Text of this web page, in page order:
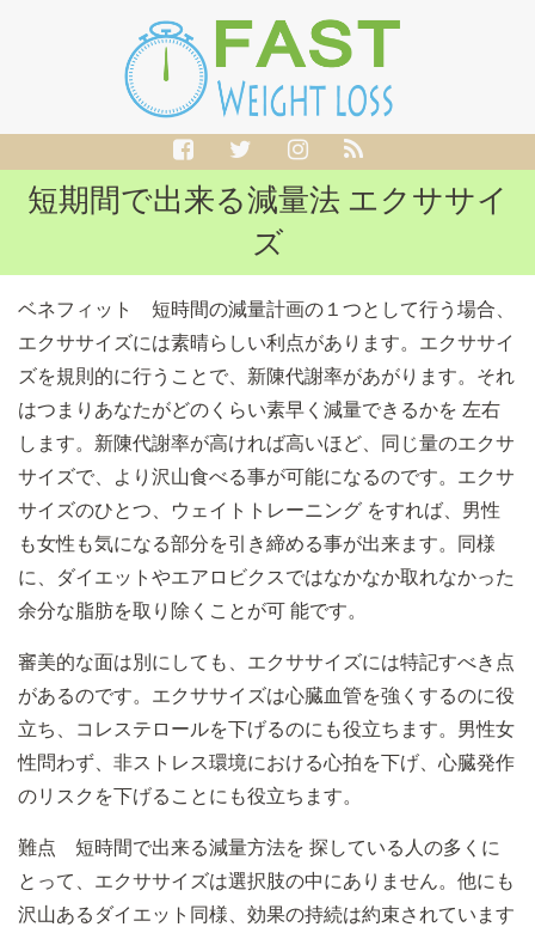
短期間で出来る減量法 エクササイ
ズ
ベネフィット 短時間の減量計画の１つとして行う場合、
エクササイズには素晴らしい利点があります。エクササイ
ズを規則的に行うことで、新陳代謝率があがります。それ
はつまりあなたがどのくらい素早く減量できるかを 左右
します。新陳代謝率が高ければ高いほど、同じ量のエクサ
サイズで、より沢山食べる事が可能になるのです。エクサ
サイズのひとつ、ウェイトトレーニング をすれば、男性
も女性も気になる部分を引き締める事が出来ます。同様
に、ダイエットやエアロビクスではなかなか取れなかった
余分な脂肪を取り除くことが可 能です。
審美的な面は別にしても、エクササイズには特記すべき点
があるのです。エクササイズは心臓血管を強くするのに役
立ち、コレステロールを下げるのにも役立ちます。男性女
性問わず、非ストレス環境における心拍を下げ、心臓発作
のリスクを下げることにも役立ちます。
難点 短時間で出来る減量方法を 探している人の多くに
とって、エクササイズは選択肢の中にありません。他にも
沢山あるダイエット同様、効果の持続は約束されています